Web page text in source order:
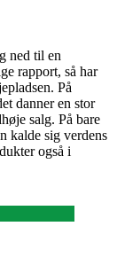
ned til en
rapport, så har
På
danner en stor
salg. På bare
kalde sig verdens
også i